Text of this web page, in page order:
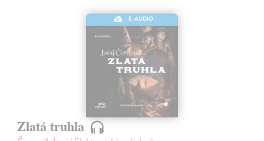
E-AUDIO
Zlatá truhla